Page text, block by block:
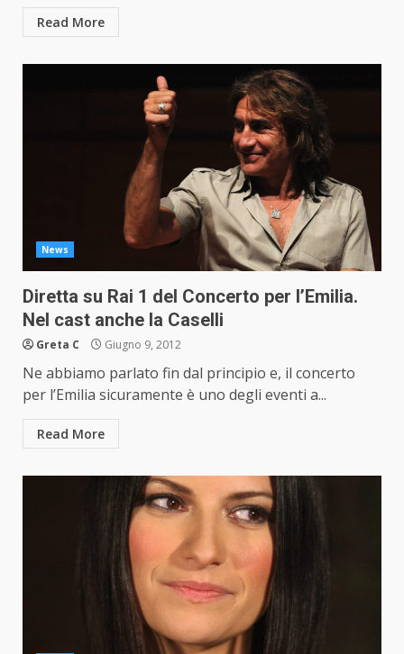
Read More
News
Diretta su Rai 1 del Concerto per l’Emilia.
Nel cast anche la Caselli
Greta C Giugno 9, 2012
Ne abbiamo parlato fin dal principio e, il concerto
per l’Emilia sicuramente è uno degli eventi a...
Read More